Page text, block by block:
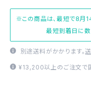
※この商品は、最短で8月
最短到着日に数
別途送料がかかります。
¥13,200以上のご注文で